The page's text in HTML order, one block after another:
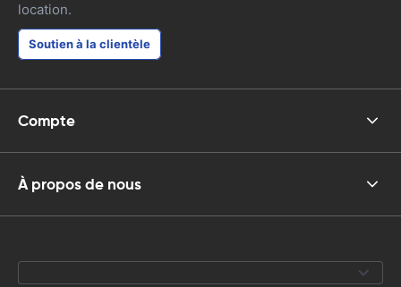
location.
Soutien à la clientèle
Compte
À propos de nous